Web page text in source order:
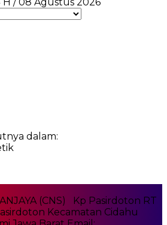
dalam:
(CNS) Kp Pasirdoton RT
Kecamatan Cidahu